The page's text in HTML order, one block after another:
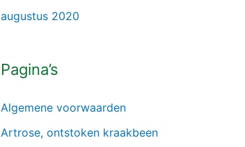
augustus 2020
Pagina’s
Algemene voorwaarden
Artrose, ontstoken kraakbeen